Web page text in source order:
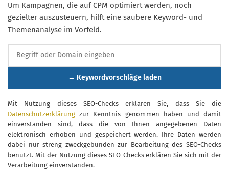
Um Kampagnen, die auf CPM optimiert werden, noch
gezielter auszusteuern, hilft eine saubere Keyword- und
Themenanalyse im Vorfeld.
→ Keywordvorschläge laden
Mit Nutzung dieses SEO-Checks erklären Sie, dass Sie die
Datenschutzerklärung zur Kenntnis genommen haben und damit
einverstanden sind, dass die von Ihnen angegebenen Daten
elektronisch erhoben und gespeichert werden. Ihre Daten werden
dabei nur streng zweckgebunden zur Bearbeitung des SEO-Checks
benutzt. Mit der Nutzung dieses SEO-Checks erklären Sie sich mit der
Verarbeitung einverstanden.